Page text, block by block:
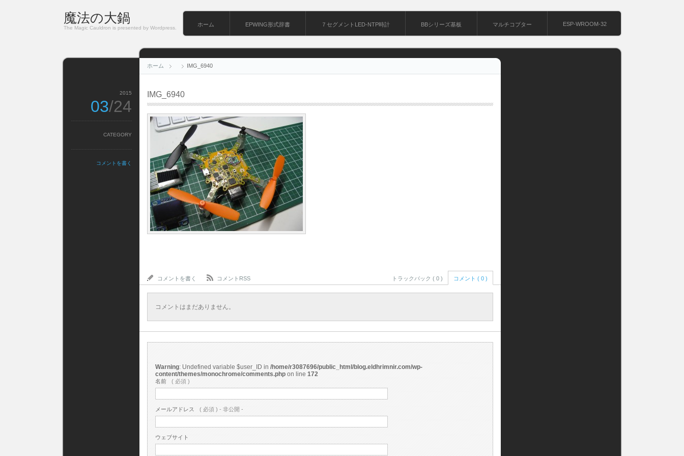
魔法の大鍋
The Magic Cauldron is presented by Wordpress.
ホーム EPWING形式辞書 ７セグメントLED-NTP時計 BBシリーズ基板 マルチコプター ESP-WROOM-32
ホーム IMG_6940
IMG_6940
2015
03/24
CATEGORY
コメントを書く
コメントを書く コメントRSS トラックバック ( 0 ) コメント ( 0 )
コメントはまだありません。
Warning : Undefined variable $user_ID in/home/r3087696/public_html/blog.eldhrimnir.com/wp-
content/themes/monochrome/comments.phpon line172
名前 ( 必須 )
メールアドレス ( 必須 ) - 非公開 -
ウェブサイト